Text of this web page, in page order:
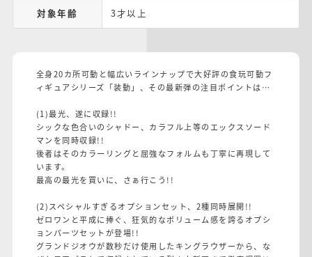
対象年齢 3才以上
全身20カ所可動と幅広いラインナップで大好評の食玩可動フ
ィギュアシリーズ「装動」、その最新弾の注目ポイントは…
(1)最光、遂に収録!!
シックな色合いのシャドー、カラフル上等のエックスソード
マンを同時収録!!
後者はそのカラーリングと屈強なフォルムも丁寧に再現して
います。
最高の最光を買いに、さぁ行こう!!
(2)スペシャルすぎるオプションセット、2種同時展開!!
ゼロワンと平成に捧ぐ、狂気的なボリューム感を誇るオプシ
ョンパーツセットが登場!!
グランドジオウが数秒だけ使用したキングラウザーから、な